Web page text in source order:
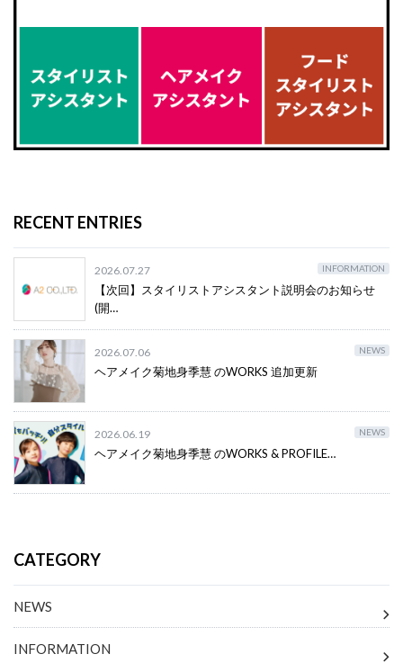
RECENT ENTRIES
2026.07.27 INFORMATION
【次回】スタイリストアシスタント説明会のお知らせ
(開…
2026.07.06 NEWS
ヘアメイク菊地身季慧 のWORKS 追加更新
2026.06.19 NEWS
ヘアメイク菊地身季慧 のWORKS & PROFILE…
CATEGORY
NEWS
INFORMATION